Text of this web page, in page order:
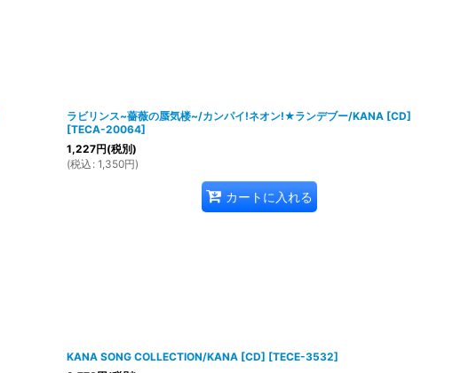
ラビリンス~薔薇の蜃気楼~/カンパイ!ネオン!★ランデブー/KANA [CD]
[TECA-20064]
1,227円(税別)
(税込 : 1,350円)
カートに入れる
KANA SONG COLLECTION/KANA [CD] [TECE-3532]